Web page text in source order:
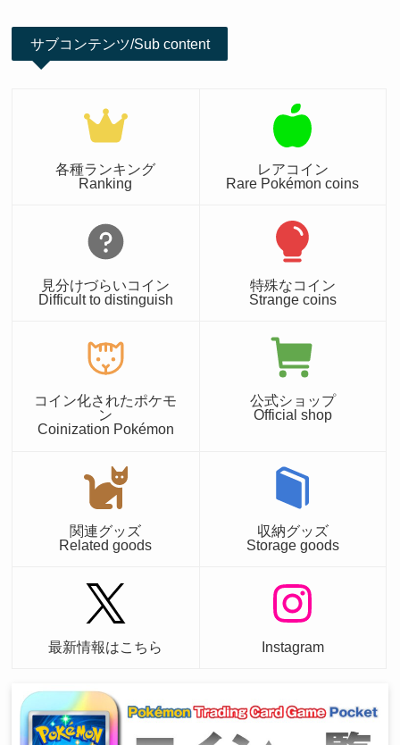
サブコンテンツ/Sub content
各種ランキング
Ranking
レアコイン
Rare Pokémon coins
見分けづらいコイン
Difficult to distinguish
特殊なコイン
Strange coins
コイン化されたポケモ
ン
Coinization Pokémon
公式ショップ
Official shop
関連グッズ
Related goods
収納グッズ
Storage goods
最新情報はこちら Instagram